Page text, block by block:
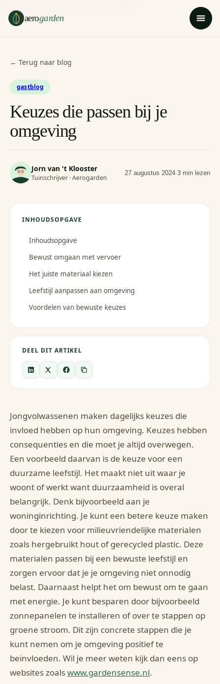
aerogarden
← Terug naar blog
gastblog
Keuzes die passen bij je
omgeving
Jorn van 't Klooster
Tuinschrijver · Aerogarden
27 augustus 2024·3 min lezen
INHOUDSOPGAVE
Inhoudsopgave
Bewust omgaan met vervoer
Het juiste materiaal kiezen
Leefstijl aanpassen aan omgeving
Voordelen van bewuste keuzes
DEEL DIT ARTIKEL
Jongvolwassenen maken dagelijks keuzes die
invloed hebben op hun omgeving. Keuzes hebben
consequenties en die moet je altijd overwegen.
Een voorbeeld daarvan is de keuze voor een
duurzame leefstijl. Het maakt niet uit waar je
woont of werkt want duurzaamheid is overal
belangrijk. Denk bijvoorbeeld aan je
woninginrichting. Je kunt een betere keuze maken
door te kiezen voor milieuvriendelijke materialen
zoals hergebruikt hout of gerecycled plastic. Deze
materialen passen bij een bewuste leefstijl en
zorgen ervoor dat je je omgeving niet onnodig
belast. Daarnaast helpt het om bewust om te gaan
met energie. Je kunt besparen door bijvoorbeeld
zonnepanelen te installeren of over te stappen op
groene stroom. Dit zijn concrete stappen die je
kunt nemen om je omgeving positief te
beïnvloeden. Wil je meer weten kijk dan eens op
websites zoalswww.gardensense.nl.